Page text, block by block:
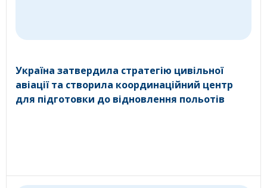
Україна затвердила стратегію цивільної
авіації та створила координаційний центр
для підготовки до відновлення польотів